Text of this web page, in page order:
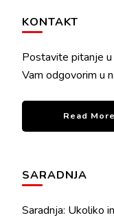
KONTAKT
Postavite pitanje
Vam odgovorim u
Read More
SARADNJA
Saradnja: Ukoliko